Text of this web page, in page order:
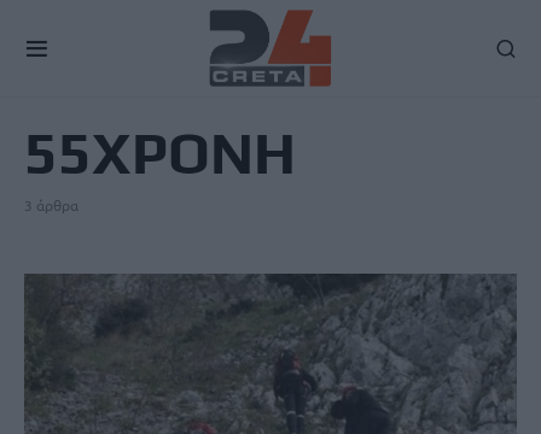
55ΧΡΟΝΗ
3 άρθρα